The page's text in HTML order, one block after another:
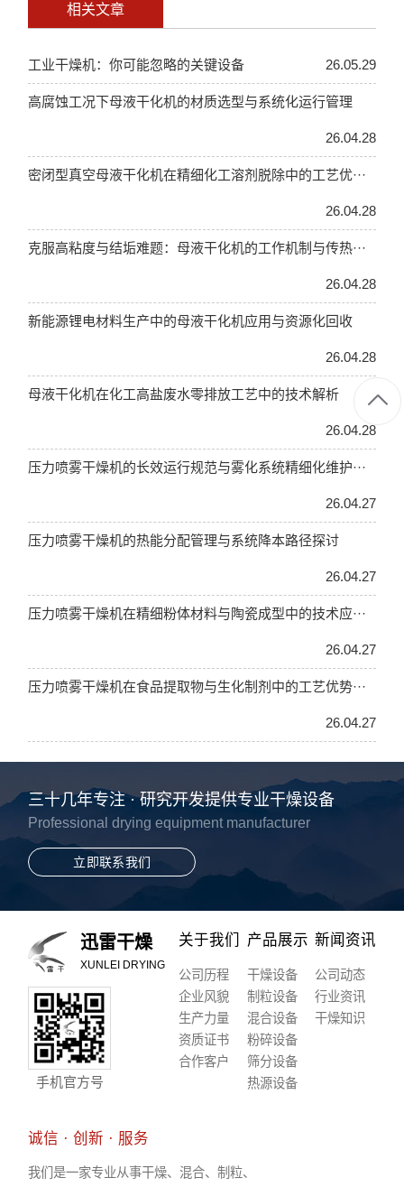
相关文章
工业干燥机：你可能忽略的关键设备 26.05.29
高腐蚀工况下母液干化机的材质选型与系统化运行管理
26.04.28
密闭型真空母液干化机在精细化工溶剂脱除中的工艺优···
26.04.28
克服高粘度与结垢难题：母液干化机的工作机制与传热···
26.04.28
新能源锂电材料生产中的母液干化机应用与资源化回收
26.04.28
母液干化机在化工高盐废水零排放工艺中的技术解析
26.04.28
压力喷雾干燥机的长效运行规范与雾化系统精细化维护···
26.04.27
压力喷雾干燥机的热能分配管理与系统降本路径探讨
26.04.27
压力喷雾干燥机在精细粉体材料与陶瓷成型中的技术应···
26.04.27
压力喷雾干燥机在食品提取物与生化制剂中的工艺优势···
26.04.27
三十几年专注 · 研究开发提供专业干燥设备
Professional drying equipment manufacturer
立即联系我们
迅雷干燥
XUNLEI DRYING
手机官方号
关于我们
公司历程
企业风貌
生产力量
资质证书
合作客户
产品展示
干燥设备
制粒设备
混合设备
粉碎设备
筛分设备
热源设备
新闻资讯
公司动态
行业资讯
干燥知识
诚信 · 创新 · 服务
我们是一家专业从事干燥、混合、制粒、